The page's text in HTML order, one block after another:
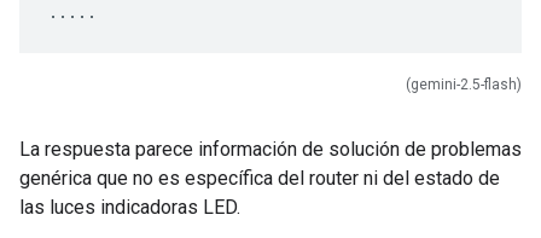
(gemini-2.5-flash)
La respuesta parece información de solución de problemas
genérica que no es específica del router ni del estado de
las luces indicadoras LED.